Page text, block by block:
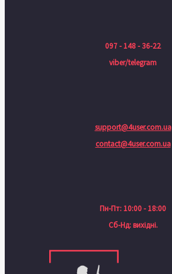
097 - 148 - 36-22
viber/telegram
support@4user.com.ua
contact@4user.com.ua
Пн-Пт: 10:00 - 18:00
Сб-Нд: вихідні.